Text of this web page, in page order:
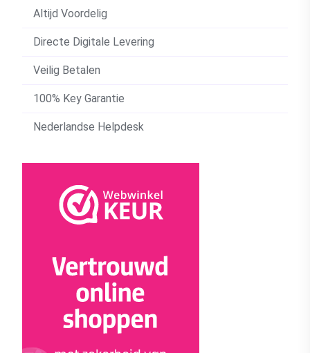
Altijd Voordelig
Directe Digitale Levering
Veilig Betalen
100% Key Garantie
Nederlandse Helpdesk